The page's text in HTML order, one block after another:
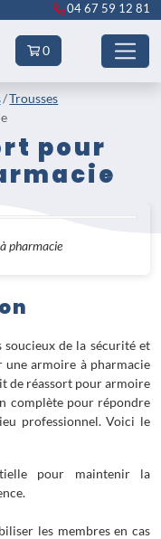
04 67 59 12 81
0
Trousses
pour
pharmacie
de la sécurité et
armoire à pharmacie
de réassort pour armoire
complète pour répondre
professionnel. Voici le
pour maintenir la
les membres en cas